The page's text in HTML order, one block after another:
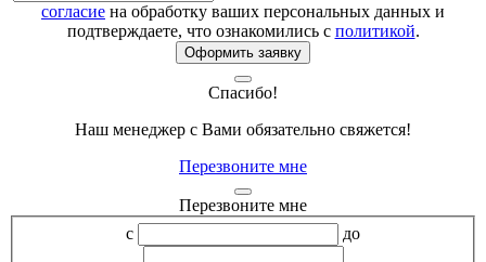
согласие на обработку ваших персональных данных и
подтверждаете, что ознакомились с политикой.
Оформить заявку
Спасибо!
Наш менеджер с Вами обязательно свяжется!
Перезвоните мне
Перезвоните мне
с
до